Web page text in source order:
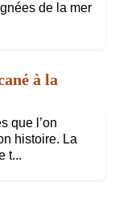
de la mer
à la
que l’on
histoire. La
t...